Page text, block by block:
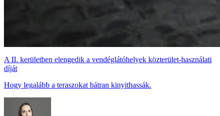
A II. kerületben elengedik a vendéglátóhelyek közterület-használati
díját
Hogy legalább a teraszokat bátran kinyithassák.